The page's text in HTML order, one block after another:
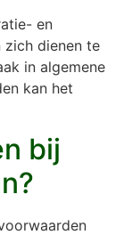
en
zich dienen te
in algemene
kan het
bij